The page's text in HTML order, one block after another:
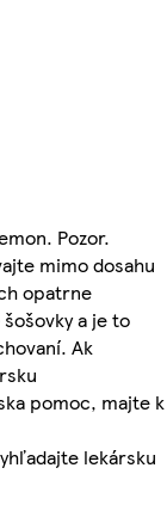
Pozor.
mimo dosahu
opatrne
a je to
Ak
pomoc, majte k
lekársku